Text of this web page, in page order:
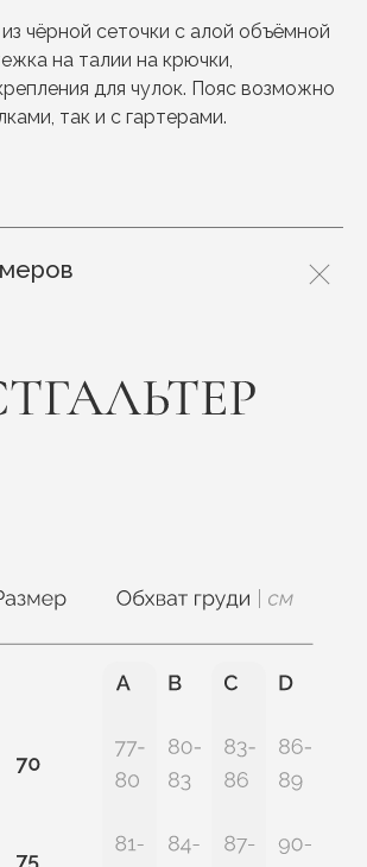
чёрной сеточки с алой объёмной
на талии на крючки,
для чулок. Пояс возможно
так и с гартерами.